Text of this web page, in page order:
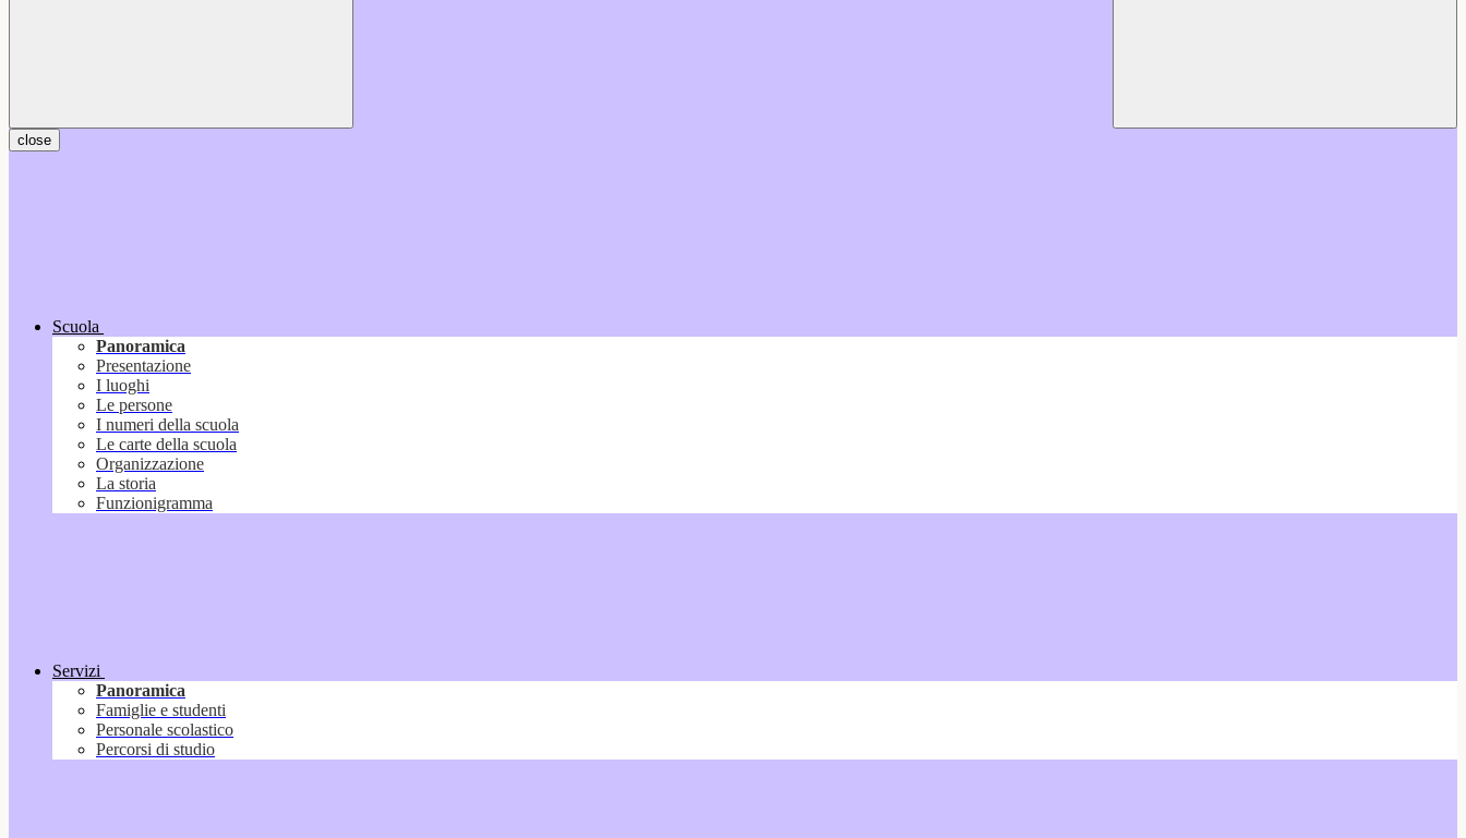
close
Scuola
Panoramica
Presentazione
I luoghi
Le persone
I numeri della scuola
Le carte della scuola
Organizzazione
La storia
Funzionigramma
Servizi
Panoramica
Famiglie e studenti
Personale scolastico
Percorsi di studio